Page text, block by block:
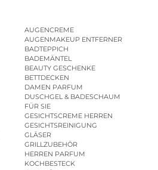
AUGENCREME
AUGENMAKEUP ENTFERNER
BADTEPPICH
BADEMÄNTEL
BEAUTY GESCHENKE
BETTDECKEN
DAMEN PARFUM
DUSCHGEL & BADESCHAUM
FÜR SIE
GESICHTSCREME HERREN
GESICHTSREINIGUNG
GLÄSER
GRILLZUBEHÖR
HERREN PARFUM
KOCHBESTECK